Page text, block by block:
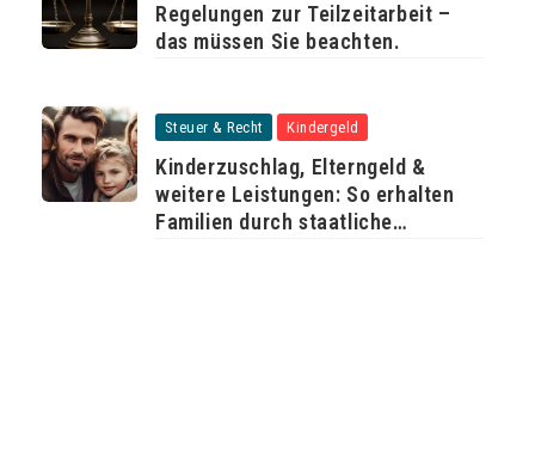
Regelungen zur Teilzeitarbeit –
das müssen Sie beachten.
Steuer & Recht Kindergeld
Kinderzuschlag, Elterngeld &
weitere Leistungen: So erhalten
Familien durch staatliche